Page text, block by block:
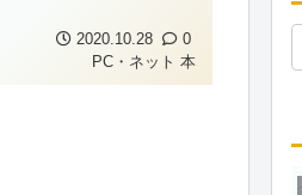
2020.10.28
0
PC・ネット 本